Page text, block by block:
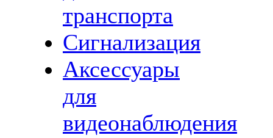
транспорта
Сигнализация
Аксессуары
для
видеонаблюдения